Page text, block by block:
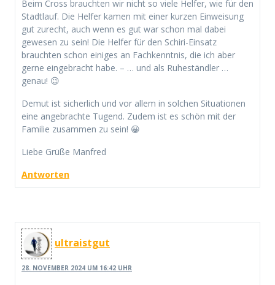
Beim Cross brauchten wir nicht so viele Helfer, wie für den
Stadtlauf. Die Helfer kamen mit einer kurzen Einweisung
gut zurecht, auch wenn es gut war schon mal dabei
gewesen zu sein! Die Helfer für den Schiri-Einsatz
brauchten schon einiges an Fachkenntnis, die ich aber
gerne eingebracht habe. – … und als Ruheständler …
genau! 😉
Demut ist sicherlich und vor allem in solchen Situationen
eine angebrachte Tugend. Zudem ist es schön mit der
Familie zusammen zu sein! 😀
Liebe Grüße Manfred
Antworten
ultraistgut
28. NOVEMBER 2024 UM 16:42 UHR